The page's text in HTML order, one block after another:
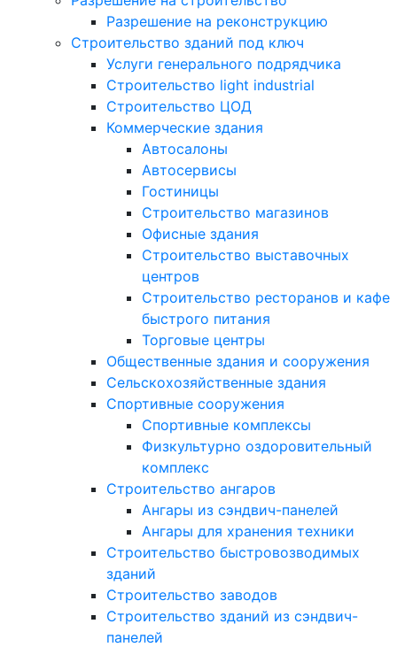
Разрешение на реконструкцию
Строительство зданий под ключ
Услуги генерального подрядчика
Строительство light industrial
Строительство ЦОД
Коммерческие здания
Автосалоны
Автосервисы
Гостиницы
Строительство магазинов
Офисные здания
Строительство выставочных
центров
Строительство ресторанов и кафе
быстрого питания
Торговые центры
Общественные здания и сооружения
Сельскохозяйственные здания
Спортивные сооружения
Спортивные комплексы
Физкультурно оздоровительный
комплекс
Строительство ангаров
Ангары из сэндвич-панелей
Ангары для хранения техники
Строительство быстровозводимых
зданий
Строительство заводов
Строительство зданий из сэндвич-
панелей